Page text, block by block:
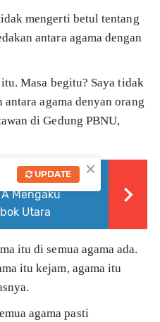
mengerti betul tentang
antara agama dengan
Masa begitu? Saya tidak
agama denyan orang
di Gedung PBNU,
Mataram
Mengaku
Utara
itu di semua agama ada.
itu kejam, agama itu
agama pasti
×
UPDATE